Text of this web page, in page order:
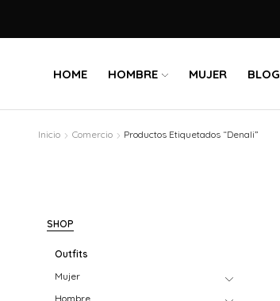
HOME HOMBRE MUJER BLOG
Inicio Comercio Productos Etiquetados “Denali”
SHOP
Outfits
Mujer
Hombre